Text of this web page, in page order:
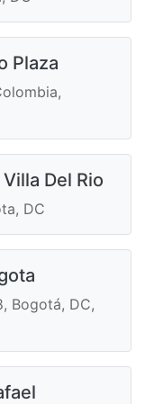
Plaza
Del Rio
DC
Bogotá, DC,